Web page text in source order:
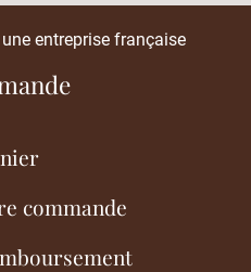
entreprise française
commande